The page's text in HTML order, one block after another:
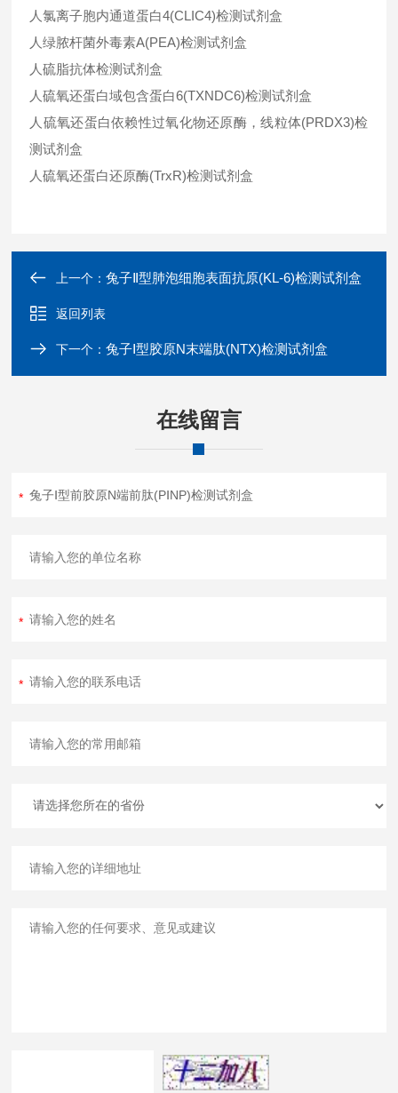
人氯离子胞内通道蛋白4(CLIC4)检测试剂盒
人绿脓杆菌外毒素A(PEA)检测试剂盒
人硫脂抗体检测试剂盒
人硫氧还蛋白域包含蛋白6(TXNDC6)检测试剂盒
人硫氧还蛋白依赖性过氧化物还原酶，线粒体(PRDX3)检
测试剂盒
人硫氧还蛋白还原酶(TrxR)检测试剂盒
上一个：兔子Ⅱ型肺泡细胞表面抗原(KL-6)检测试剂盒
返回列表
下一个：兔子Ⅰ型胶原N末端肽(NTX)检测试剂盒
在线留言